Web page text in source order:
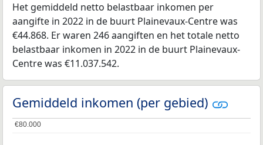
Het gemiddeld netto belastbaar inkomen per
aangifte in 2022 in de buurt Plainevaux-Centre was
€44.868. Er waren 246 aangiften en het totale netto
belastbaar inkomen in 2022 in de buurt Plainevaux-
Centre was €11.037.542.
Gemiddeld inkomen (per gebied)
€80.000
€80.000